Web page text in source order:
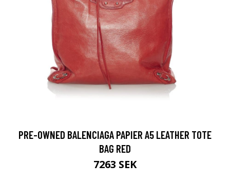
PRE-OWNED BALENCIAGA PAPIER A5 LEATHER TOTE
BAG RED
7263 SEK